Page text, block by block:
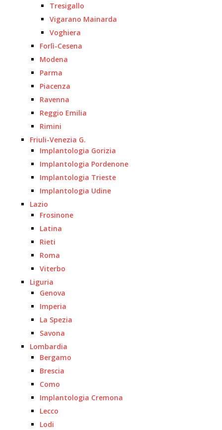
Tresigallo
Vigarano Mainarda
Voghiera
Forlì-Cesena
Modena
Parma
Piacenza
Ravenna
Reggio Emilia
Rimini
Friuli-Venezia G.
Implantologia Gorizia
Implantologia Pordenone
Implantologia Trieste
Implantologia Udine
Lazio
Frosinone
Latina
Rieti
Roma
Viterbo
Liguria
Genova
Imperia
La Spezia
Savona
Lombardia
Bergamo
Brescia
Como
Implantologia Cremona
Lecco
Lodi